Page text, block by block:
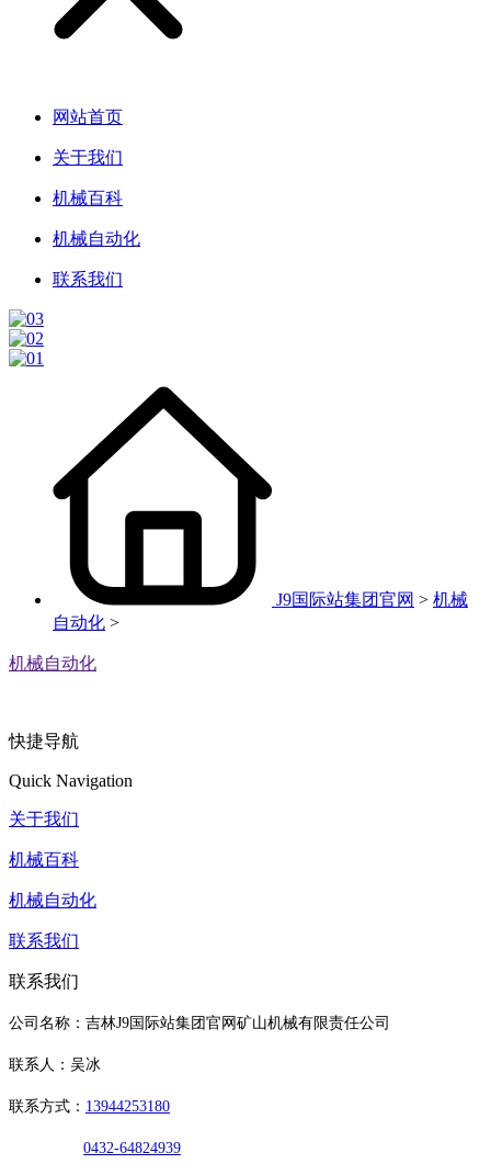
网站首页
关于我们
机械百科
机械自动化
联系我们
J9国际站集团官网 > 机械
自动化 >
机械自动化
快捷导航
Quick Navigation
关于我们
机械百科
机械自动化
联系我们
联系我们
公司名称：吉林J9国际站集团官网矿山机械有限责任公司
联系人：吴冰
联系方式： 13944253180
0432-64824939